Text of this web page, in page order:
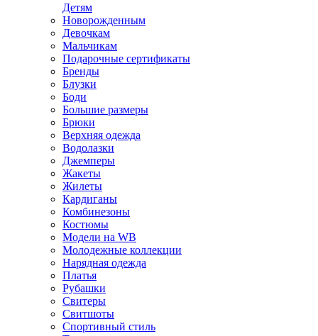
Детям
Новорожденным
Девочкам
Мальчикам
Подарочные сертификаты
Бренды
Блузки
Боди
Большие размеры
Брюки
Верхняя одежда
Водолазки
Джемперы
Жакеты
Жилеты
Кардиганы
Комбинезоны
Костюмы
Модели на WB
Молодежные коллекции
Нарядная одежда
Платья
Рубашки
Свитеры
Свитшоты
Спортивный стиль